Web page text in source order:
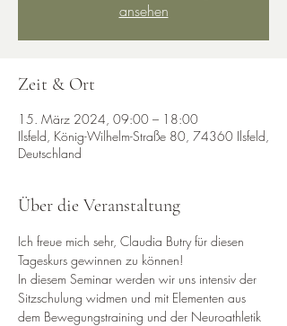
ansehen
Zeit & Ort
15. März 2024, 09:00 – 18:00
Ilsfeld, König-Wilhelm-Straße 80, 74360 Ilsfeld,
Deutschland
Über die Veranstaltung
Ich freue mich sehr, Claudia Butry für diesen
Tageskurs gewinnen zu können!
In diesem Seminar werden wir uns intensiv der
Sitzschulung widmen und mit Elementen aus
dem Bewegungstraining und der Neuroathletik